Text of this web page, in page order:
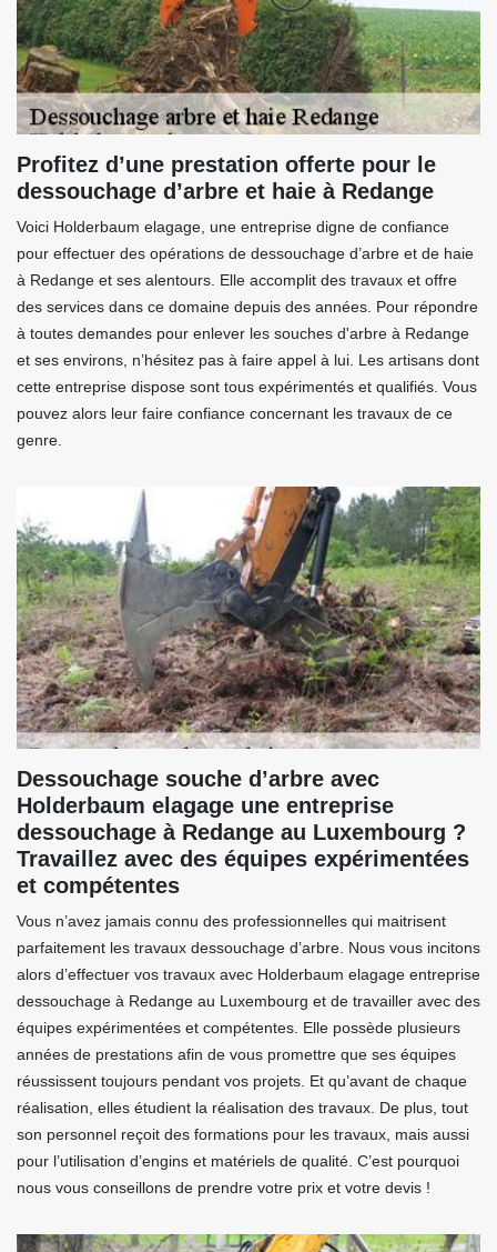
Profitez d’une prestation offerte pour le
dessouchage d’arbre et haie à Redange
Voici Holderbaum elagage, une entreprise digne de confiance
pour effectuer des opérations de dessouchage d’arbre et de haie
à Redange et ses alentours. Elle accomplit des travaux et offre
des services dans ce domaine depuis des années. Pour répondre
à toutes demandes pour enlever les souches d'arbre à Redange
et ses environs, n’hésitez pas à faire appel à lui. Les artisans dont
cette entreprise dispose sont tous expérimentés et qualifiés. Vous
pouvez alors leur faire confiance concernant les travaux de ce
genre.
Dessouchage souche d’arbre avec
Holderbaum elagage une entreprise
dessouchage à Redange au Luxembourg ?
Travaillez avec des équipes expérimentées
et compétentes
Vous n’avez jamais connu des professionnelles qui maitrisent
parfaitement les travaux dessouchage d’arbre. Nous vous incitons
alors d’effectuer vos travaux avec Holderbaum elagage entreprise
dessouchage à Redange au Luxembourg et de travailler avec des
équipes expérimentées et compétentes. Elle possède plusieurs
années de prestations afin de vous promettre que ses équipes
réussissent toujours pendant vos projets. Et qu’avant de chaque
réalisation, elles étudient la réalisation des travaux. De plus, tout
son personnel reçoit des formations pour les travaux, mais aussi
pour l’utilisation d’engins et matériels de qualité. C’est pourquoi
nous vous conseillons de prendre votre prix et votre devis !